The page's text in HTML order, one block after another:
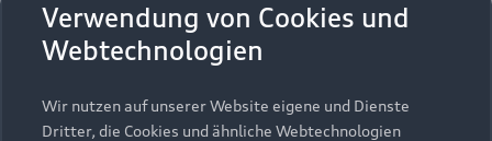
Modelle
Alle Modelle
Kaufen & leasen
Verwendung von Cookies und
Webtechnologien
Wir nutzen auf unserer Website eigene und Dienste
Dritter, die Cookies und ähnliche Webtechnologien